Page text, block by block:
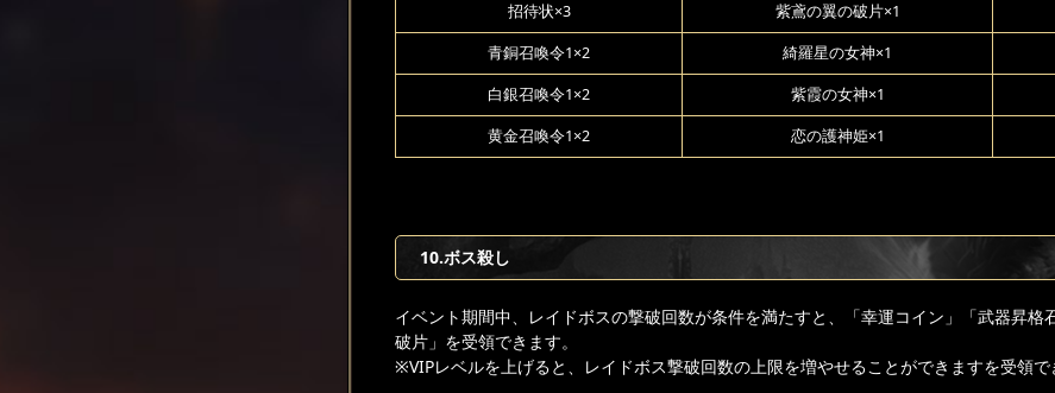
招待状×3 紫鳶の翼の破片×1
青銅召喚令1×2 綺羅星の女神×1
白銀召喚令1×2 紫霞の女神×1
黄金召喚令1×2 恋の護神姫×1
10.ボス殺し
イベント期間中、レイドボスの撃破回数が条件を満たすと、「幸運コイン」「武器昇格
破片」を受領できます。
※VIPレベルを上げると、レイドボス撃破回数の上限を増やせることができますを受領で